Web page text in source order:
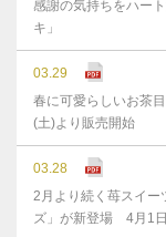
感謝の気持ちをハー
キ」
03.29
春に可愛らしいお茶
(土)より販売開始
03.28
2月より続く苺スイー
ズ」が新登場 4月1